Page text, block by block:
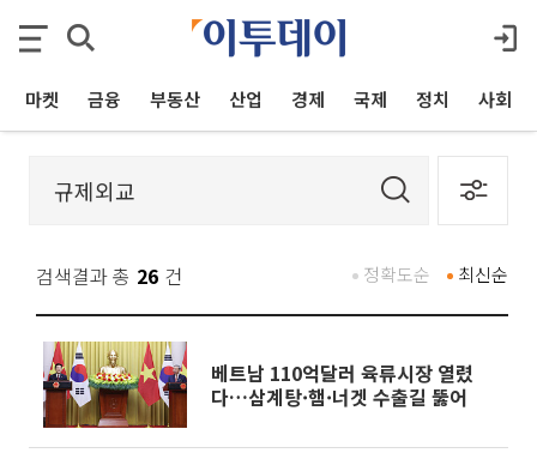
마켓 금융 부동산 산업 경제 국제 정치 사회
검색결과 총 26 건 최신순
정확도순
베트남 110억달러 육류시장 열렸
다…삼계탕·햄·너겟 수출길 뚫어